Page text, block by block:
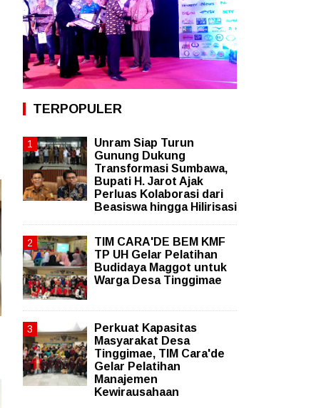
TERPOPULER
Unram Siap Turun
Gunung Dukung
Transformasi Sumbawa,
Bupati H. Jarot Ajak
Perluas Kolaborasi dari
Beasiswa hingga Hilirisasi
TIM CARA'DE BEM KMF
TP UH Gelar Pelatihan
Budidaya Maggot untuk
Warga Desa Tinggimae
Perkuat Kapasitas
Masyarakat Desa
Tinggimae, TIM Cara'de
Gelar Pelatihan
Manajemen
Kewirausahaan